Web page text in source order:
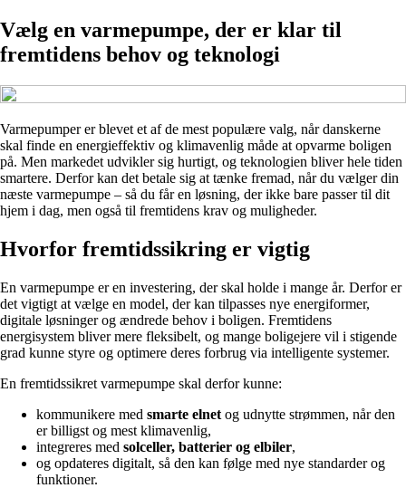
Vælg en varmepumpe, der er klar til
fremtidens behov og teknologi
Varmepumper er blevet et af de mest populære valg, når danskerne
skal finde en energieffektiv og klimavenlig måde at opvarme boligen
på. Men markedet udvikler sig hurtigt, og teknologien bliver hele tiden
smartere. Derfor kan det betale sig at tænke fremad, når du vælger din
næste varmepumpe – så du får en løsning, der ikke bare passer til dit
hjem i dag, men også til fremtidens krav og muligheder.
Hvorfor fremtidssikring er vigtig
En varmepumpe er en investering, der skal holde i mange år. Derfor er
det vigtigt at vælge en model, der kan tilpasses nye energiformer,
digitale løsninger og ændrede behov i boligen. Fremtidens
energisystem bliver mere fleksibelt, og mange boligejere vil i stigende
grad kunne styre og optimere deres forbrug via intelligente systemer.
En fremtidssikret varmepumpe skal derfor kunne:
kommunikere med smarte elnet og udnytte strømmen, når den
er billigst og mest klimavenlig,
integreres med solceller, batterier og elbiler,
og opdateres digitalt, så den kan følge med nye standarder og
funktioner.